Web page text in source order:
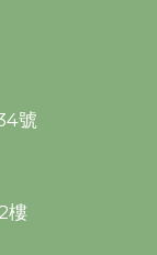
號
樓